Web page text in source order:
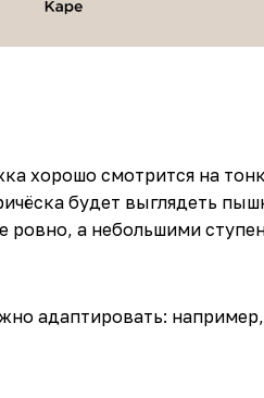
хорошо смотрится на
будет выглядеть
ровно, а небольшими
адаптировать: например,